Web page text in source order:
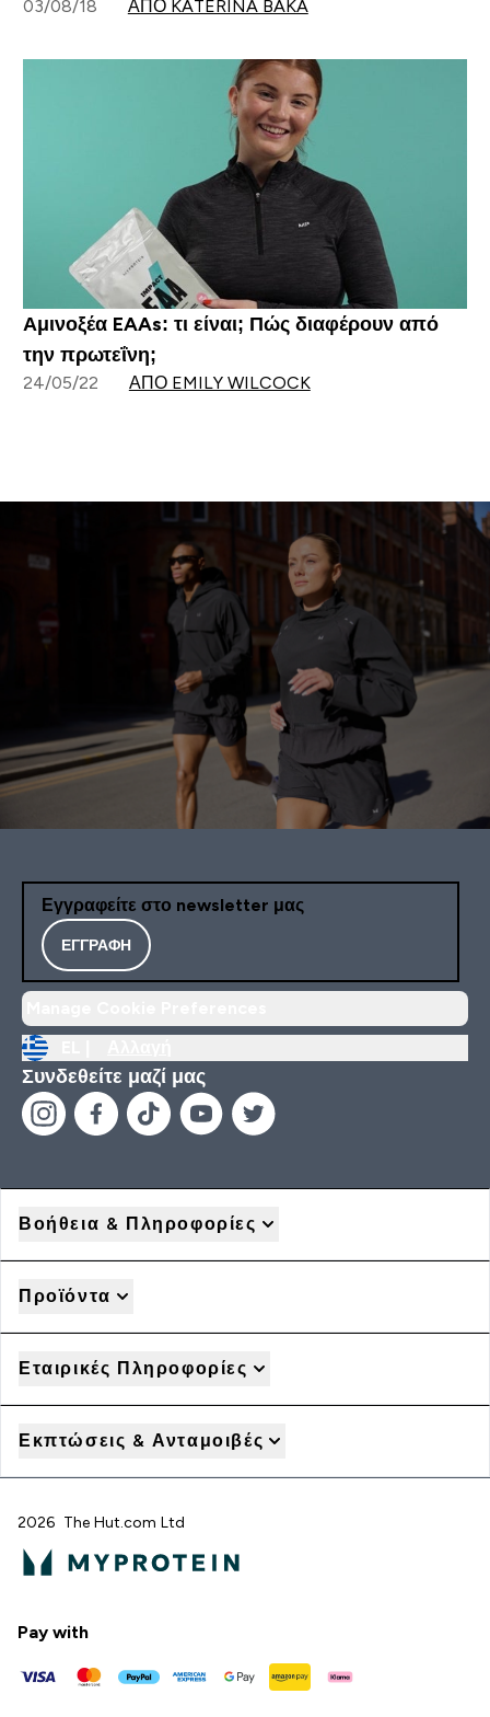
03/08/18 ΑΠΌ KATERINA BAKA
Αμινοξέα EAAs: τι είναι; Πώς διαφέρουν από
την πρωτεΐνη;
24/05/22 ΑΠΌ EMILY WILCOCK
Εγγραφείτε στο newsletter μας
ΕΓΓΡΑΦΉ
Συνδεθείτε μαζί μας
Βοήθεια & Πληροφορίες
Προϊόντα
Εταιρικές Πληροφορίες
Εκπτώσεις & Ανταμοιβές
2026 The Hut.com Ltd
Pay with